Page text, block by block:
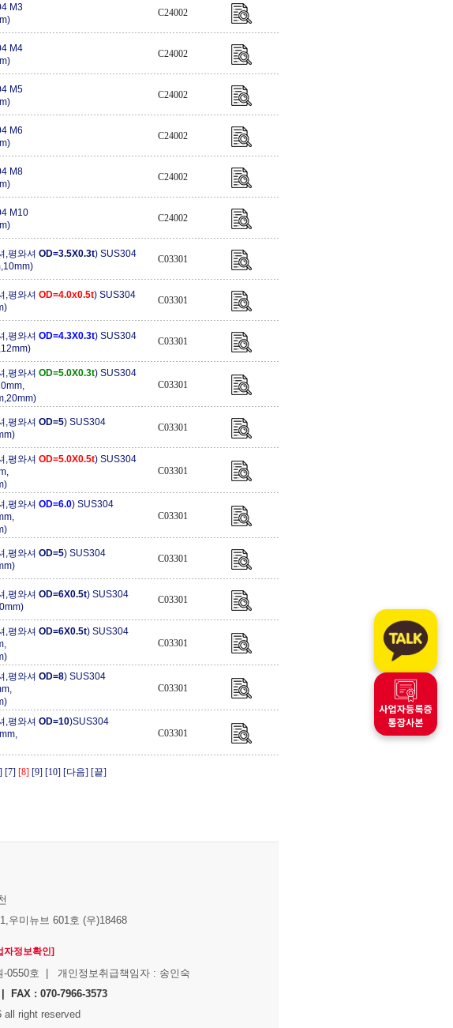
M3
C24002
M4
C24002
M5
C24002
M6
C24002
M8
C24002
M10
C24002
,평와셔 OD=3.5X0.3t) SUS304
C03301
,평와셔 OD=4.0x0.5t) SUS304
C03301
,평와셔 OD=4.3X0.3t) SUS304
C03301
,평와셔 OD=5.0X0.3t) SUS304
C03301
,평와셔 OD=5) SUS304
C03301
,평와셔 OD=5.0X0.5t) SUS304
C03301
,평와셔 OD=6.0) SUS304
C03301
,평와셔 OD=5) SUS304
C03301
,평와셔 OD=6X0.5t) SUS304
C03301
,평와셔 OD=6X0.5t) SUS304
C03301
,평와셔 OD=8) SUS304
C03301
,평와셔 OD=10)SUS304
C03301
[7] [8] [9] [10] [다음] [끝]
우미뉴브 601호 (우)18468
자정보확인]
-0550호 | 개인정보취급책임자 : 송인숙
| FAX : 070-7966-3573
right reserved